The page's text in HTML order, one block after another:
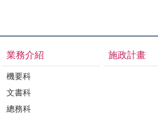
業務介紹
機要科
文書科
總務科
施政計畫